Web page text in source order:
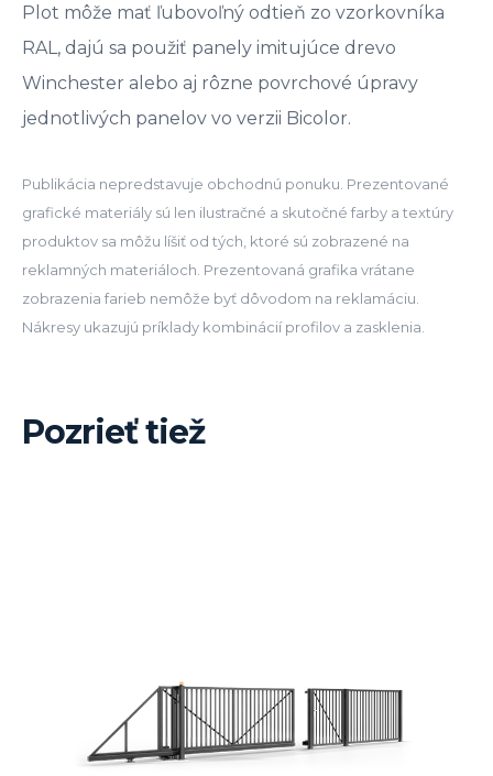
Plot môže mať ľubovoľný odtieň zo vzorkovníka
RAL, dajú sa použiť panely imitujúce drevo
Winchester alebo aj rôzne povrchové úpravy
jednotlivých panelov vo verzii Bicolor.
Publikácia nepredstavuje obchodnú ponuku. Prezentované
grafické materiály sú len ilustračné a skutočné farby a textúry
produktov sa môžu líšiť od tých, ktoré sú zobrazené na
reklamných materiáloch. Prezentovaná grafika vrátane
zobrazenia farieb nemôže byť dôvodom na reklamáciu.
Nákresy ukazujú príklady kombinácií profilov a zasklenia.
Pozrieť tiež